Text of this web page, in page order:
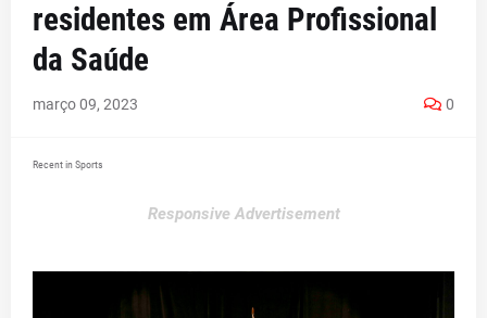
residentes em Área Profissional
da Saúde
março 09, 2023 0
Recent in Sports
Responsive Advertisement